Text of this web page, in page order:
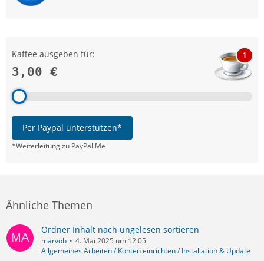
Kaffee ausgeben für:
3,00 €
1
Per Paypal unterstützen*
*Weiterleitung zu PayPal.Me
Ähnliche Themen
Ordner Inhalt nach ungelesen sortieren
marvob
4. Mai 2025 um 12:05
Allgemeines Arbeiten / Konten einrichten / Installation & Update